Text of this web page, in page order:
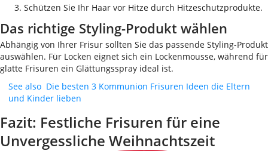
Schützen Sie Ihr Haar vor Hitze durch Hitzeschutzprodukte.
Das richtige Styling-Produkt wählen
Abhängig von Ihrer Frisur sollten Sie das passende Styling-Produkt
auswählen. Für Locken eignet sich ein Lockenmousse, während für
glatte Frisuren ein Glättungsspray ideal ist.
See also Die besten 3 Kommunion Frisuren Ideen die Eltern
und Kinder lieben
Fazit: Festliche Frisuren für eine
Unvergessliche Weihnachtszeit